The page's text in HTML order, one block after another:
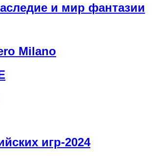
и мир фантазии
Milano
игр-2024